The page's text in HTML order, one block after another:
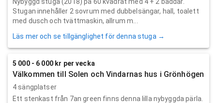
Stugan innehåller 2 sovrum med dubbelsängar, hall, toalett
med dusch och tvättmaskin, allrum m...
Läs mer och se tillgänglighet för denna stuga →
5 000 - 6 000 kr per vecka
Välkommen till Solen och Vindarnas hus i Grönhögen
4 sängplatser
Ett stenkast från 7an green finns denna lilla nybyggda pärla.